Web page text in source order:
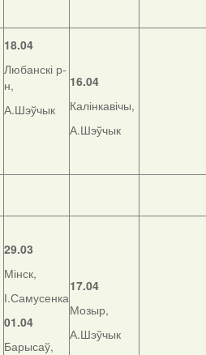
18.04
Любанскі р-
н,
А.Шэўчык
16.04
Калінкавічы,
А.Шэўчык
29.03
Мінск,
І.Самусенка
01.04
Барысаў,
17.04
Мозыр,
А.Шэўчык